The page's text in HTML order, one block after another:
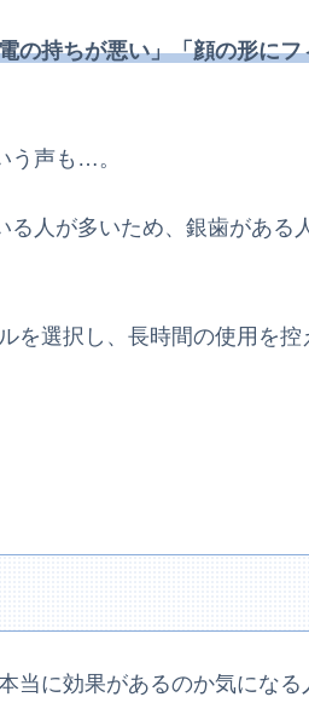
の持ちが悪い」「顔の形にフ
う声も…。
人が多いため、銀歯がある
を選択し、長時間の使用を控
当に効果があるのか気になる